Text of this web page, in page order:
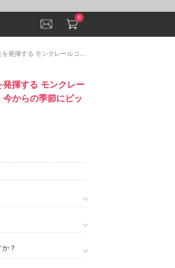
0
ー ダウンジャケット 今からの季節にピッタリ！ 2022
揮する モンクレー
からの季節にピッ
？